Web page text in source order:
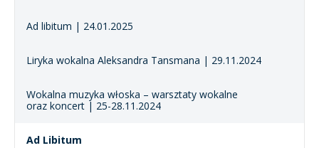
Ad libitum | 24.01.2025
Liryka wokalna Aleksandra Tansmana | 29.11.2024
Wokalna muzyka włoska – warsztaty wokalne
oraz koncert | 25-28.11.2024
Ad Libitum